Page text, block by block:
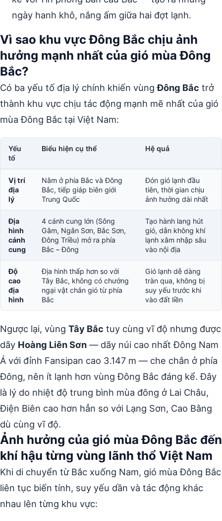
ngày hanh khô, nắng ấm giữa hai đợt lạnh.
Vì sao khu vực Đông Bắc chịu ảnh
hưởng mạnh nhất của gió mùa Đông
Bắc?
Có ba yếu tố địa lý chính khiến vùngĐông Bắc trở
thành khu vực chịu tác động mạnh mẽ nhất của gió
mùa Đông Bắc tại Việt Nam:
Yếu
tố
Biểu hiện cụ thể Hệ quả
Vị trí
địa
lý
Nằm ở phía Bắc và Đông
Bắc, tiếp giáp biên giới
Trung Quốc
Đón gió lạnh đầu
tiên, thời gian chịu
ảnh hưởng dài nhất
Địa
hình
cánh
cung
4 cánh cung lớn (Sông
Gâm, Ngân Sơn, Bắc Sơn,
Đông Triều) mở ra phía
Bắc – Đông
Tạo hành lang hút
gió, dẫn không khí
lạnh xâm nhập sâu
vào nội địa
Độ
cao
địa
hình
Địa hình thấp hơn so với
Tây Bắc, không có chướng
ngại vật chắn gió từ phía
Bắc
Gió lạnh dễ dàng
tràn qua, không bị
suy yếu trước khi
vào đất liền
Ngược lại, vùng Tây Bắc tuy cùng vĩ độ nhưng được
dãy Hoàng Liên Sơn — dãy núi cao nhất Đông Nam
Á với đỉnh Fansipan cao 3.147 m — che chắn ở phía
Đông, nên ít lạnh hơn vùng Đông Bắc đáng kể. Đây
là lý do nhiệt độ trung bình mùa đông ở Lai Châu,
Điện Biên cao hơn hẳn so với Lạng Sơn, Cao Bằng
dù cùng vĩ độ.
Ảnh hưởng của gió mùa Đông Bắc đến
khí hậu từng vùng lãnh thổ Việt Nam
Khi di chuyển từ Bắc xuống Nam, gió mùa Đông Bắc
liên tục biến tính, suy yếu dần và tác động khác
nhau lên từng khu vực: